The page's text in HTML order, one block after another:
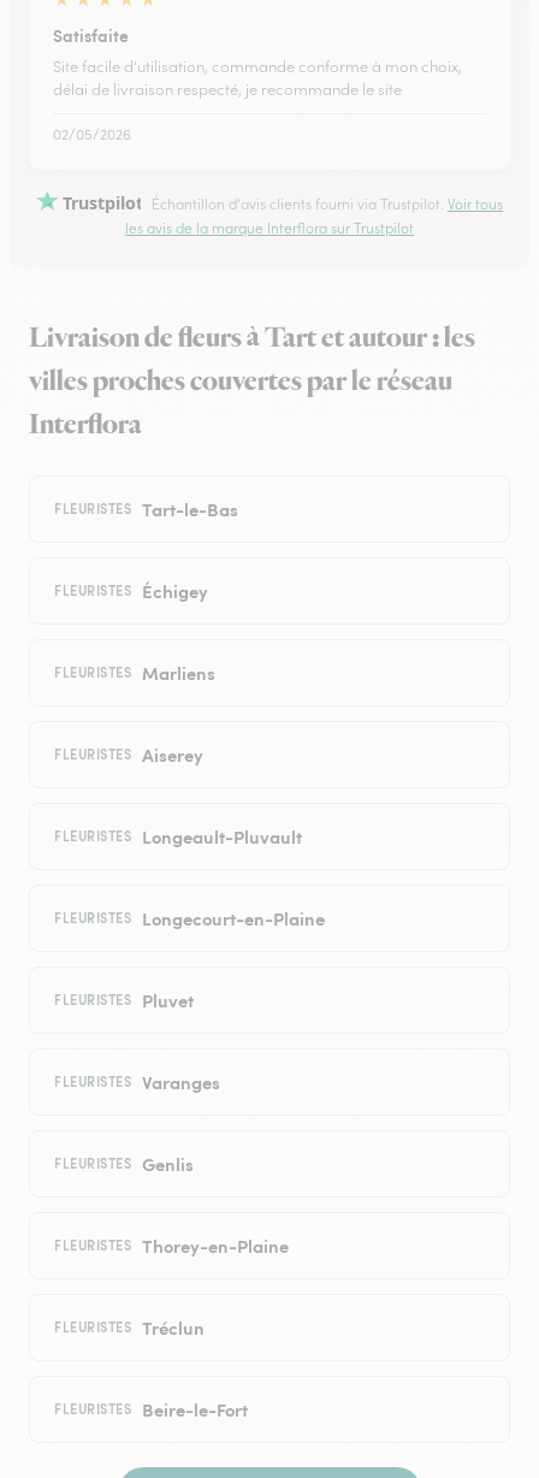
Satisfaite
Site facile d'utilisation, commande conforme à mon choix,
délai de livraison respecté, je recommande le site
02/05/2026
Trustpilot Échantillon d'avis clients fourni via Trustpilot. Voir tous
les avis de la marque Interflora sur Trustpilot
Livraison de fleurs à Tart et autour : les
villes proches couvertes par le réseau
Interflora
FLEURISTES Tart-le-Bas
FLEURISTES Échigey
FLEURISTES Marliens
FLEURISTES Aiserey
FLEURISTES Longeault-Pluvault
FLEURISTES Longecourt-en-Plaine
FLEURISTES Pluvet
FLEURISTES Varanges
FLEURISTES Genlis
FLEURISTES Thorey-en-Plaine
FLEURISTES Tréclun
FLEURISTES Beire-le-Fort